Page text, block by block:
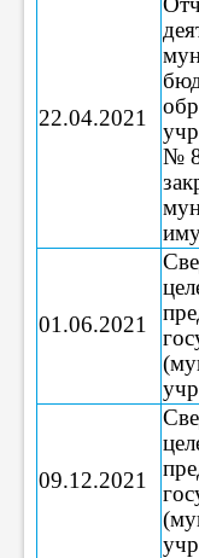
22.04.2021
№
01.06.2021
09.12.2021